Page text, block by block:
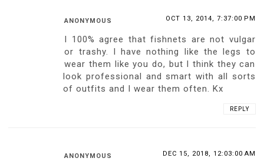
ANONYMOUS OCT 13, 2014, 7:37:00 PM
I 100% agree that fishnets are not vulgar
or trashy. I have nothing like the legs to
wear them like you do, but I think they can
look professional and smart with all sorts
of outfits and I wear them often. Kx
REPLY
ANONYMOUS DEC 15, 2018, 12:03:00 AM